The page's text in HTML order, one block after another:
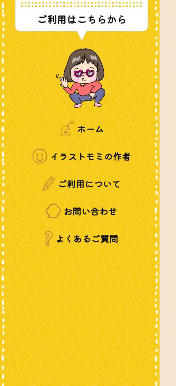
ご利用はこちらから
ホーム
イラストモミの作者
ご利用について
お問い合わせ
よくあるご質問